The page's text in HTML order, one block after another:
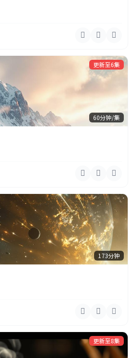
60分钟/集
更新至6集
173分钟
更新至8集